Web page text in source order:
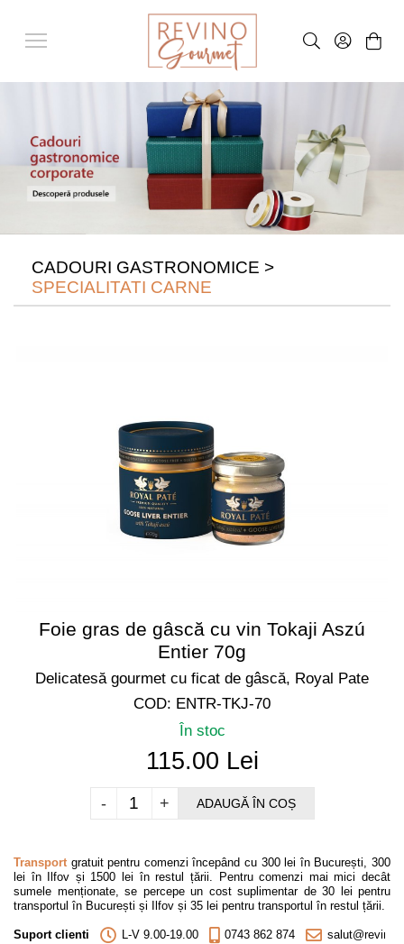
CADOURI GASTRONOMICE >
SPECIALITATI CARNE
Foie gras de gâscă cu vin Tokaji Aszú
Entier 70g
Delicatesă gourmet cu ficat de gâscă, Royal Pate
COD: ENTR-TKJ-70
În stoc
115.00 Lei
+
- ADAUGĂ ÎN COȘ
Transportgratuit pentru comenzi începând cu 300 lei în București, 300
lei în Ilfov și 1500 lei în restul țării. Pentru comenzi mai mici decât
sumele menționate, se percepe un cost suplimentar de 30 lei pentru
transportul în București și Ilfov și 35 lei pentru transportul în restul țării.
Suport clienti L-V 9.00-19.00 0743 862 874